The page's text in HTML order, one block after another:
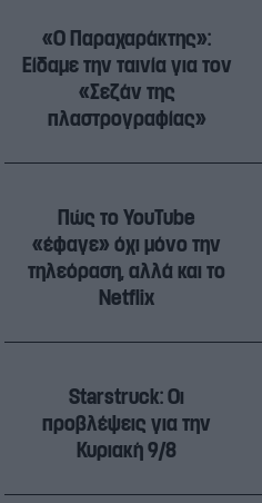
«Ο Παραχαράκτης»:
Είδαμε την ταινία για τον
«Σεζάν της
πλαστρογραφίας»
Πώς το YouTube
«έφαγε» όχι μόνο την
τηλεόραση, αλλά και το
Netflix
Starstruck: Οι
προβλέψεις για την
Κυριακή 9/8